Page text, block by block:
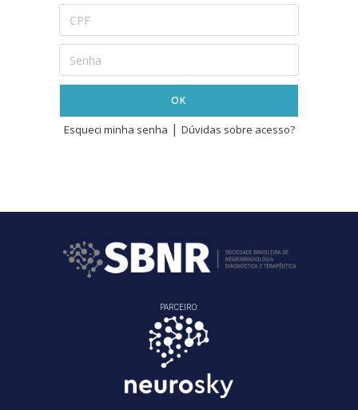
CPF
Senha
OK
Esqueci minha senha | Dúvidas sobre acesso?
PARCEIRO: